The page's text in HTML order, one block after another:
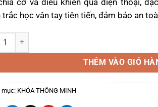
cơ và điều khiển qua điện thoại,
trắc học vân tay tiên tiến, đảm bảo an
Thông Minh Tân Cổ Điển AVOLOCK AC-997F số
THÊM VÀO GIỎ
mục: KHÓA THÔNG MINH